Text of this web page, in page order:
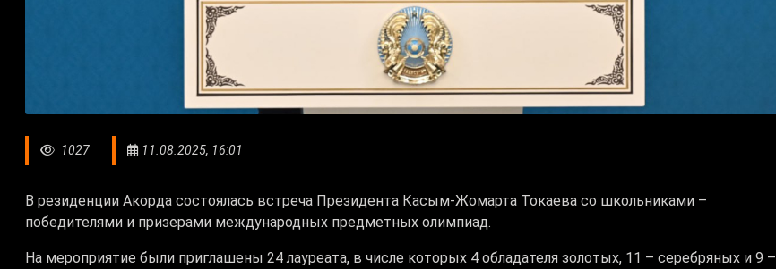
1027 11.08.2025, 16:01
В резиденции Акорда состоялась встреча Президента Касым-Жомарта Токаева со школьниками –
победителями и призерами международных предметных олимпиад.
На мероприятие были приглашены 24 лауреата, в числе которых 4 обладателя золотых, 11 – серебряных и 9 –